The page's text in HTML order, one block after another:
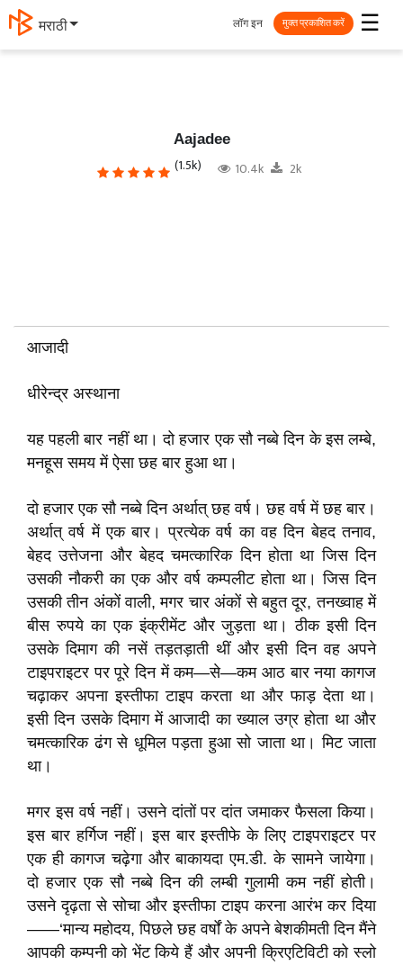
தமிழ் ☰
लॉग इन मुक्त प्रकाशित करें
Aajadee
(1.5k) 10.4k 2k
आजादी
धीरेन्द्र अस्थाना
यह पहली बार नहीं था। दो हजार एक सौ नब्बे दिन के इस लम्बे,
मनहूस समय में ऐसा छह बार हुआ था।
दो हजार एक सौ नब्बे दिन अर्थात्‌ छह वर्ष। छह वर्ष में छह बार।
अर्थात्‌ वर्ष में एक बार। प्रत्येक वर्ष का वह दिन बेहद तनाव,
बेहद उत्तेजना और बेहद चमत्कारिक दिन होता था जिस दिन
उसकी नौकरी का एक और वर्ष कम्पलीट होता था। जिस दिन
उसकी तीन अंकों वाली, मगर चार अंकों से बहुत दूर, तनख्वाह में
बीस रुपये का एक इंक्रीमेंट और जुड़ता था। ठीक इसी दिन
उसके दिमाग की नसें तड़तड़ाती थीं और इसी दिन वह अपने
टाइपराइटर पर पूरे दिन में कम—से—कम आठ बार नया कागज
चढ़ाकर अपना इस्तीफा टाइप करता था और फाड़ देता था।
इसी दिन उसके दिमाग में आजादी का ख्याल उग्र होता था और
चमत्कारिक ढंग से धूमिल पड़ता हुआ सो जाता था। मिट जाता
था।
मगर इस वर्ष नहीं। उसने दांतों पर दांत जमाकर फैसला किया।
इस बार हर्गिज नहीं। इस बार इस्तीफे के लिए टाइपराइटर पर
एक ही कागज चढ़ेगा और बाकायदा एम.डी. के सामने जायेगा।
दो हजार एक सौ नब्बे दिन की लम्बी गुलामी कम नहीं होती।
उसने दृढ़ता से सोचा और इस्तीफा टाइप करना आरंभ कर दिया
——‘मान्य महोदय, पिछले छह वर्षों के अपने बेशकीमती दिन मैंने
आपकी कम्पनी को भेंट किये हैं और अपनी क्रिएटिविटी को स्लो